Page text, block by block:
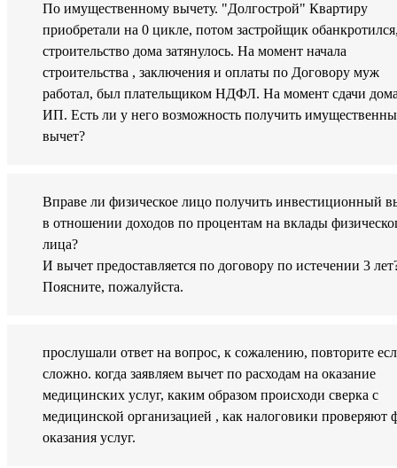
По имущественному вычету. "Долгострой" Квартиру
приобретали на 0 цикле, потом застройщик
строительство дома затянулось. На момент начала
строительства , заключения и оплаты по Договору муж
работал, был плательщиком НДФЛ. На момент сдачи
ИП. Есть ли у него возможность получить
вычет?
Вправе ли физическое лицо получить инвестиционный
в отношении доходов по процентам на вклады
лица?
И вычет предоставляется по договору по истечении 3
Поясните, пожалуйста.
прослушали ответ на вопрос, к сожалению, повторите
сложно. когда заявляем вычет по расходам на оказание
медицинских услуг, каким образом происходи сверка с
медицинской организацией , как налоговики проверяют
оказания услуг.